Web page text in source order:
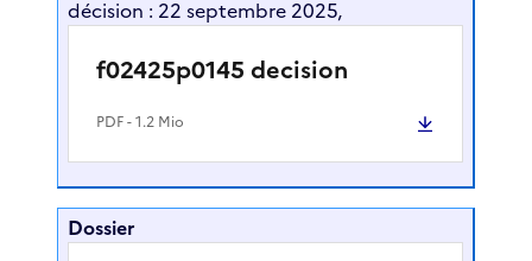
décision : 22 septembre 2025,
f02425p0145 decision
PDF- 1.2 Mio
Dossier